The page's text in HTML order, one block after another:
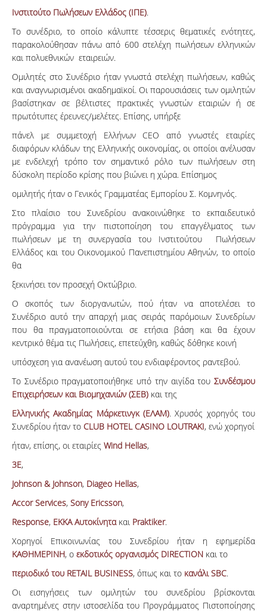
Ινστιτούτο Πωλήσεων Ελλάδος (ΙΠΕ).
Το συνέδριο, το οποίο κάλυπτε τέσσερις θεματικές ενότητες,
παρακολούθησαν πάνω από 600 στελέχη πωλήσεων ελληνικών
και πολυεθνικών εταιρειών.
Ομιλητές στο Συνέδριο ήταν γνωστά στελέχη πωλήσεων, καθώς
και αναγνωρισμένοι ακαδημαϊκοί. Οι παρουσιάσεις των ομιλητών
βασίστηκαν σε βέλτιστες πρακτικές γνωστών εταιριών ή σε
πρωτότυπες έρευνες/μελέτες. Επίσης, υπήρξε
πάνελ με συμμετοχή Ελλήνων CEO από γνωστές εταιρίες
διαφόρων κλάδων της Ελληνικής οικονομίας, οι οποίοι ανέλυσαν
με ενδελεχή τρόπο τον σημαντικό ρόλο των πωλήσεων στη
δύσκολη περίοδο κρίσης που βιώνει η χώρα. Επίσημος
ομιλητής ήταν ο Γενικός Γραμματέας Εμπορίου Σ. Κομνηνός.
Στο πλαίσιο του Συνεδρίου ανακοινώθηκε το εκπαιδευτικό
πρόγραμμα για την πιστοποίηση του επαγγέλματος των
πωλήσεων με τη συνεργασία του Ινστιτούτου Πωλήσεων
Ελλάδος και του Οικονομικού Πανεπιστημίου Αθηνών, το οποίο
θα
ξεκινήσει τον προσεχή Οκτώβριο.
Ο σκοπός των διοργανωτών, πού ήταν να αποτελέσει το
Συνέδριο αυτό την απαρχή μιας σειράς παρόμοιων Συνεδρίων
που θα πραγματοποιούνται σε ετήσια βάση και θα έχουν
κεντρικό θέμα τις Πωλήσεις, επετεύχθη, καθώς δόθηκε κοινή
υπόσχεση για ανανέωση αυτού του ενδιαφέροντος ραντεβού.
Το Συνέδριο πραγματοποιήθηκε υπό την αιγίδα του Συνδέσμου
Επιχειρήσεων και Βιομηχανιών (ΣΕΒ) και της
Ελληνικής Ακαδημίας Μάρκετινγκ (ΕΛΑΜ). Χρυσός χορηγός του
Συνεδρίου ήταν το CLUB HOTEL CASINO LOUTRAKI, ενώ χορηγοί
ήταν, επίσης, οι εταιρίες Wind Hellas,
3Ε,
Johnson & Johnson, Diageo Hellas,
Accor Services, Sony Ericsson,
Response, ΕΚΚΑ Αυτοκίνητακαι Praktiker.
Χορηγοί Επικοινωνίας του Συνεδρίου ήταν η εφημερίδα
ΚΑΘΗΜΕΡΙΝΗ, ο εκδοτικός οργανισμός DIRECTION και το
περιοδικό του RETAIL BUSINESS, όπως και το κανάλι SBC.
Οι εισηγήσεις των ομιλητών του συνεδρίου βρίσκονται
αναρτημένες στην ιστοσελίδα του Προγράμματος Πιστοποίησης